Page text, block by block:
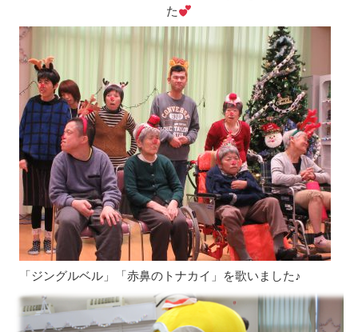
た
「ジングルベル」「赤鼻のトナカイ」を歌いました♪